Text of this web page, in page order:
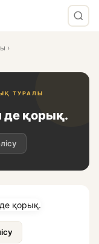
›
ТУРАЛЫ
де қорық.